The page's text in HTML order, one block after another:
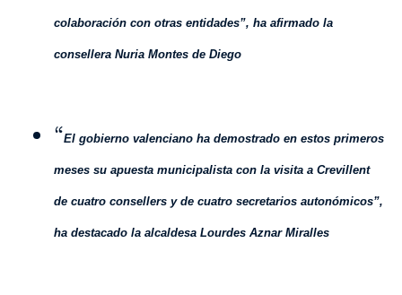
colaboración con otras entidades”, ha afirmado la
consellera Nuria Montes de Diego
“El gobierno valenciano ha demostrado en estos primeros
meses su apuesta municipalista con la visita a Crevillent
de cuatro consellers y de cuatro secretarios autonómicos”,
ha destacado la alcaldesa Lourdes Aznar Miralles